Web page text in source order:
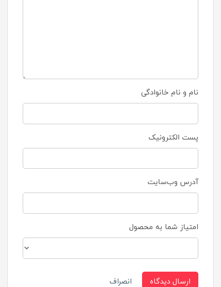
نام و نام خانوادگی
پست الکترونیک
آدرس وب‌سایت
امتیاز شما به محصول
ارسال دیدگاه انصراف